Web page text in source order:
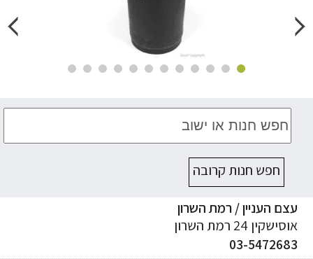
חפש חנות קרובה
העניין / רמת השרון
24 רמת השרון
03-